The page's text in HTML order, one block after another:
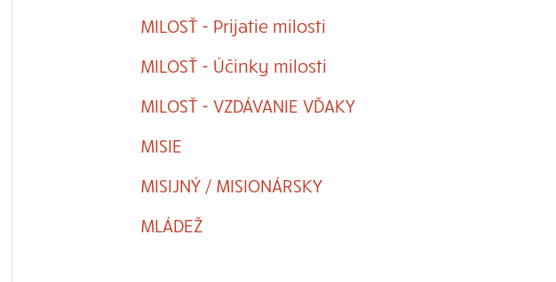
MILOSŤ - Prijatie milosti
MILOSŤ - Účinky milosti
MILOSŤ - VZDÁVANIE VĎAKY
MISIE
MISIJNÝ / MISIONÁRSKY
MLÁDEŽ